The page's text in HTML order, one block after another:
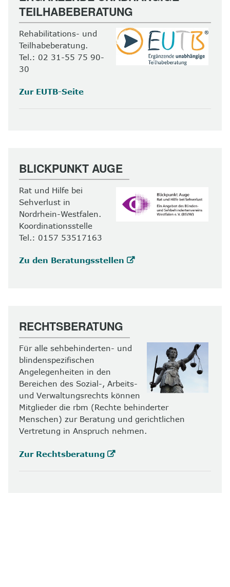
TEILHABEBERATUNG
Rehabilitations- und
Teilhabeberatung.
Tel.: 02 31-55 75 90-
30
Zur EUTB-Seite
BLICKPUNKT AUGE
Rat und Hilfe bei
Sehverlust in
Nordrhein-Westfalen.
Koordinationsstelle
Tel.: 0157 53517163
Zu den Beratungsstellen
RECHTSBERATUNG
Für alle sehbehinderten- und
blindenspezifischen
Angelegenheiten in den
Bereichen des Sozial-, Arbeits-
und Verwaltungsrechts können
Mitglieder die rbm (Rechte behinderter
Menschen) zur Beratung und gerichtlichen
Vertretung in Anspruch nehmen.
Zur Rechtsberatung